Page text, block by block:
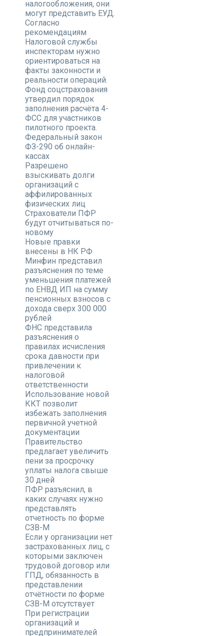
налогообложения, они
могут представить ЕУД.
Согласно
рекомендациям
Налоговой службы
инспекторам нужно
ориентироваться на
факты законности и
реальности операций.
Фонд соцстрахования
утвердил порядок
заполнения расчёта 4-
ФСС для участников
пилотного проекта.
Федеральный закон
ФЗ-290 об онлайн-
кассах
Разрешено
взыскивать долги
организаций с
аффилированных
физических лиц
Страхователи ПФР
будут отчитываться по-
новому
Новые правки
внесены в НК РФ
Минфин представил
разъяснения по теме
уменьшения платежей
по ЕНВД ИП на сумму
пенсионных взносов с
дохода сверх 300 000
рублей
ФНС представила
разъяснения о
правилах исчисления
срока давности при
привлечении к
налоговой
ответственности
Использование новой
ККТ позволит
избежать заполнения
первичной учетной
документации
Правительство
предлагает увеличить
пени за просрочку
уплаты налога свыше
30 дней
ПФР разъяснил, в
каких случаях нужно
представлять
отчетность по форме
СЗВ-М
Если у организации нет
застрахованных лиц, с
которыми заключен
трудовой договор или
ГПД, обязанность в
представлении
отчётности по форме
СЗВ-М отсутствует
При регистрации
организаций и
предпринимателей